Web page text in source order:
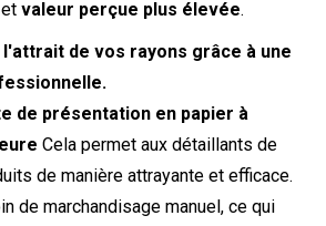
valeur perçue plus élevée.
de vos rayons grâce à une
de présentation en papier à
Cela permet aux détaillants de
de manière attrayante et efficace.
de marchandisage manuel, ce qui